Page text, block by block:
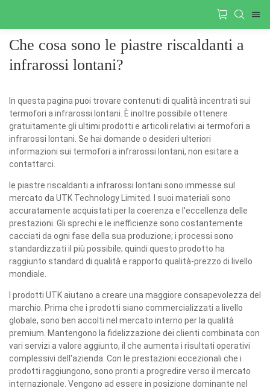
Che cosa sono le piastre riscaldanti a
infrarossi lontani?
In questa pagina puoi trovare contenuti di qualità incentrati sui
termofori a infrarossi lontani. È inoltre possibile ottenere
gratuitamente gli ultimi prodotti e articoli relativi ai termofori a
infrarossi lontani. Se hai domande o desideri ulteriori
informazioni sui termofori a infrarossi lontani, non esitare a
contattarci.
le piastre riscaldanti a infrarossi lontani sono immesse sul
mercato da UTK Technology Limited. I suoi materiali sono
accuratamente acquistati per la coerenza e l'eccellenza delle
prestazioni. Gli sprechi e le inefficienze sono costantemente
cacciati da ogni fase della sua produzione; i processi sono
standardizzati il ​​più possibile; quindi questo prodotto ha
raggiunto standard di qualità e rapporto qualità-prezzo di livello
mondiale.
I prodotti UTK aiutano a creare una maggiore consapevolezza del
marchio. Prima che i prodotti siano commercializzati a livello
globale, sono ben accolti nel mercato interno per la qualità
premium. Mantengono la fidelizzazione dei clienti combinata con
vari servizi a valore aggiunto, il che aumenta i risultati operativi
complessivi dell'azienda. Con le prestazioni eccezionali che i
prodotti raggiungono, sono pronti a progredire verso il mercato
internazionale. Vengono ad essere in posizione dominante nel